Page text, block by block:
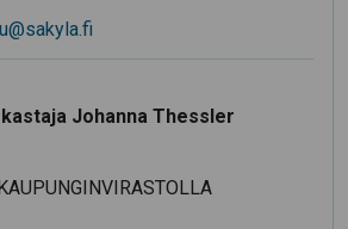
Johanna Thessler